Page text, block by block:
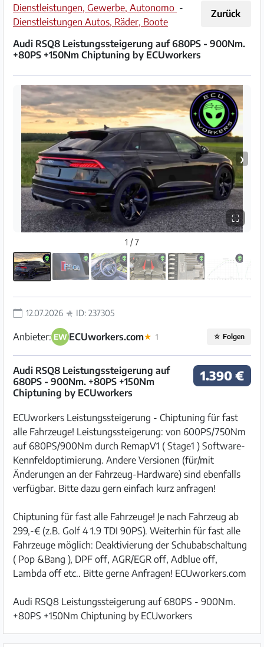
Hilfe
&
Zurück
Dienstleistungen, Gewerbe, Autonomo -
Dienstleistungen Autos, Räder, Boote
Audi RSQ8 Leistungssteigerung auf 680PS - 900Nm.
+80PS +150Nm Chiptuning by ECUworkers
❯
⛶
1 / 7
12.07.2026 ID: 237305
Anbieter: EW ECUworkers.com★ 1 ☆ Folgen
1.390 €
Audi RSQ8 Leistungssteigerung auf
680PS - 900Nm. +80PS +150Nm
Chiptuning by ECUworkers
ECUworkers Leistungssteigerung - Chiptuning für fast
alle Fahrzeuge! Leistungssteigerung: von 600PS/750Nm
auf 680PS/900Nm durch RemapV1 ( Stage1 ) Software-
Kennfeldoptimierung. Andere Versionen (für/mit
Änderungen an der Fahrzeug-Hardware) sind ebenfalls
verfügbar. Bitte dazu gern einfach kurz anfragen!
Chiptuning für fast alle Fahrzeuge! Je nach Fahrzeug ab
299,-€ (z.B. Golf 4 1.9 TDI 90PS). Weiterhin für fast alle
Fahrzeuge möglich: Deaktivierung der Schubabschaltung
( Pop &Bang ), DPF off, AGR/EGR off, Adblue off,
Lambda off etc.. Bitte gerne Anfragen! ECUworkers.com
Audi RSQ8 Leistungssteigerung auf 680PS - 900Nm.
+80PS +150Nm Chiptuning by ECUworkers